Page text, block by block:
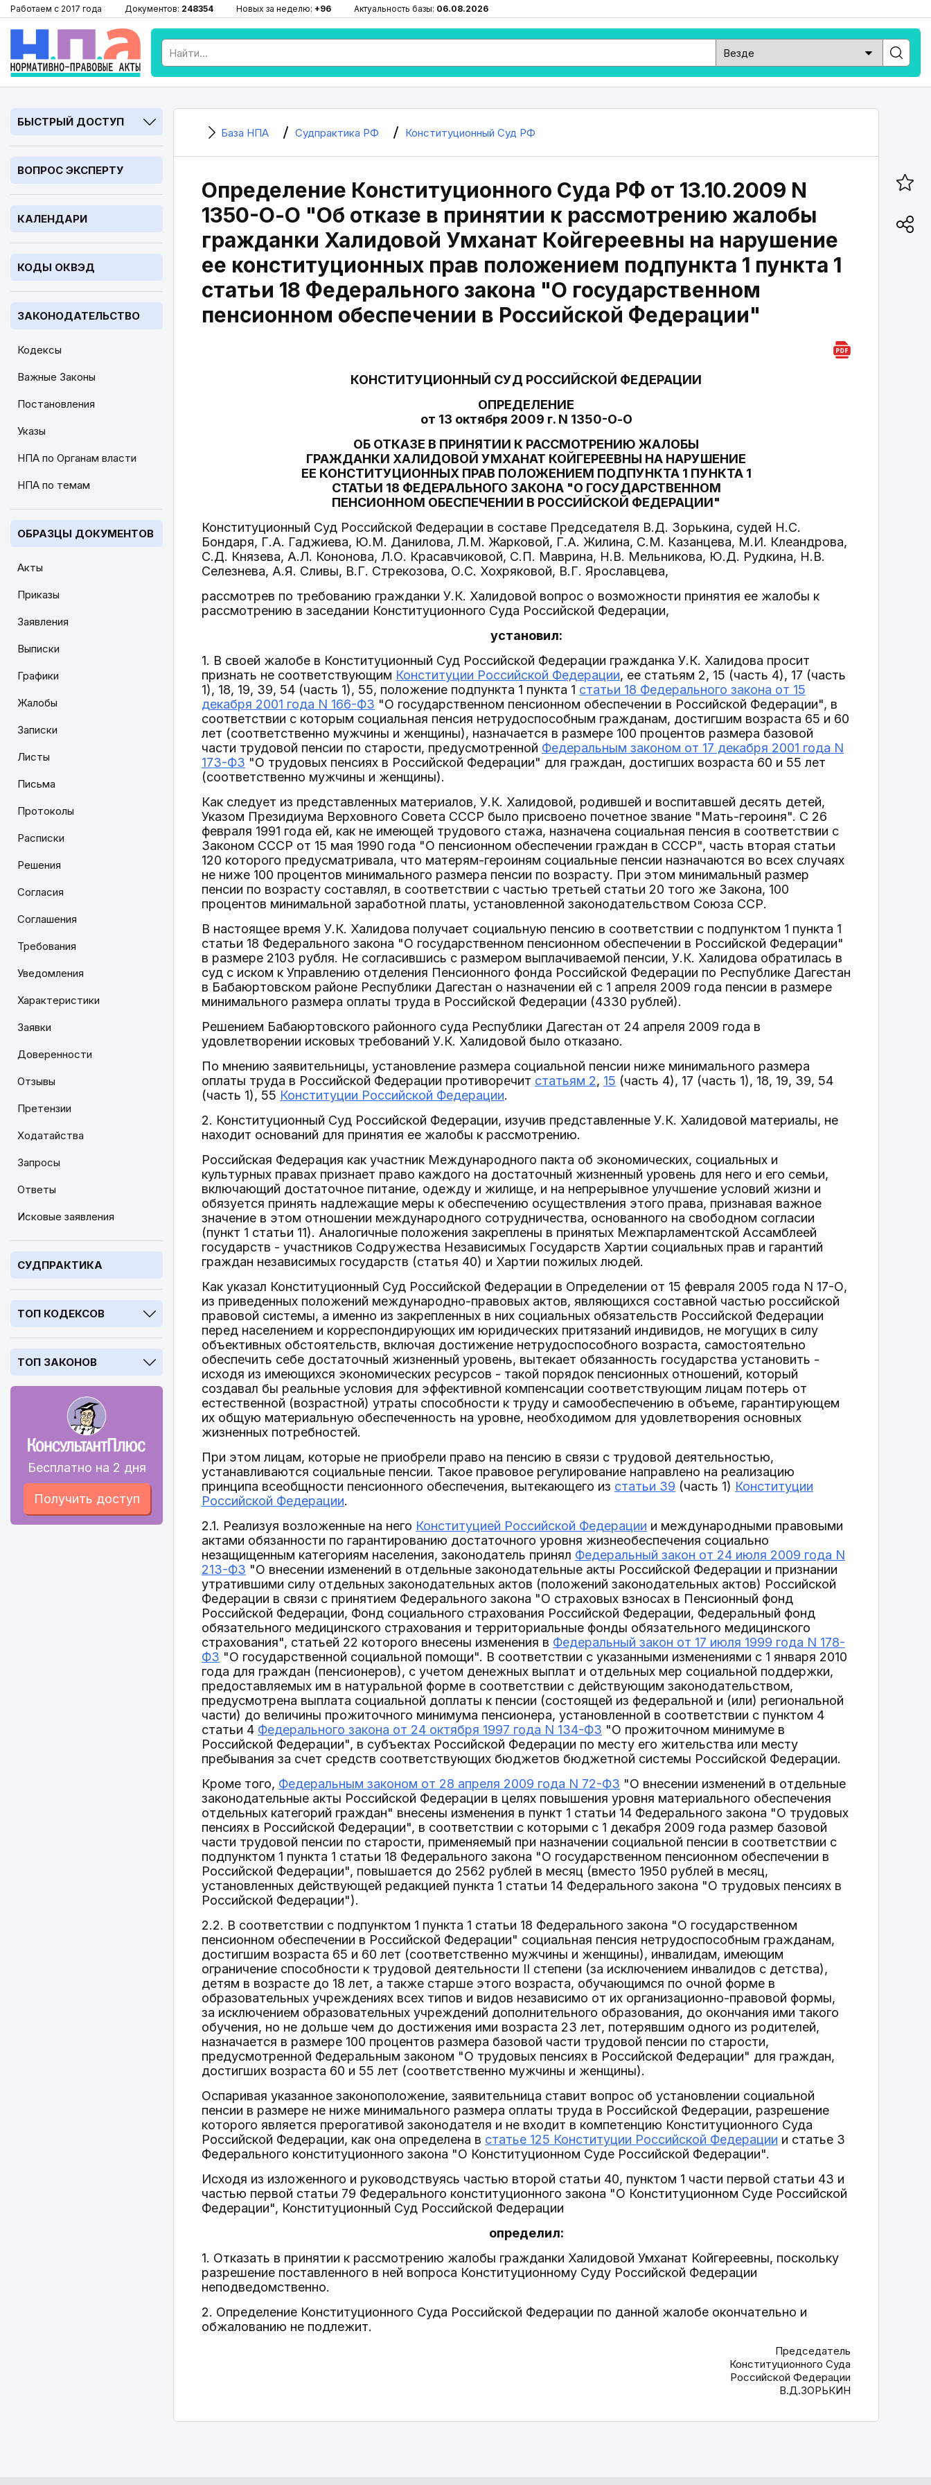
Работаем с 2017 года Документов: 248354 Новых за неделю: +96 Актуальность базы: 06.08.2026
БЫСТРЫЙ ДОСТУП
ВОПРОС ЭКСПЕРТУ
КАЛЕНДАРИ
КОДЫ ОКВЭД
ЗАКОНОДАТЕЛЬСТВО
Кодексы
Важные Законы
Постановления
Указы
НПА по Органам власти
НПА по темам
ОБРАЗЦЫ ДОКУМЕНТОВ
Акты
Приказы
Заявления
Выписки
Графики
Жалобы
Записки
Листы
Письма
Протоколы
Расписки
Решения
Согласия
Соглашения
Требования
Уведомления
Характеристики
Заявки
Доверенности
Отзывы
Претензии
Ходатайства
Запросы
Ответы
Исковые заявления
СУДПРАКТИКА
ТОП КОДЕКСОВ
ТОП ЗАКОНОВ
Бесплатно на 2 дня
Получить доступ
База НПА Судпрактика РФ Конституционный Суд РФ
Определение Конституционного Суда РФ от 13.10.2009 N
1350-О-О "Об отказе в принятии к рассмотрению жалобы
гражданки Халидовой Умханат Койгереевны на нарушение
ее конституционных прав положением подпункта 1 пункта 1
статьи 18 Федерального закона "О государственном
пенсионном обеспечении в Российской Федерации"
КОНСТИТУЦИОННЫЙ СУД РОССИЙСКОЙ ФЕДЕРАЦИИ
ОПРЕДЕЛЕНИЕ
от 13 октября 2009 г. N 1350-О-О
ОБ ОТКАЗЕ В ПРИНЯТИИ К РАССМОТРЕНИЮ ЖАЛОБЫ
ГРАЖДАНКИ ХАЛИДОВОЙ УМХАНАТ КОЙГЕРЕЕВНЫ НА НАРУШЕНИЕ
ЕЕ КОНСТИТУЦИОННЫХ ПРАВ ПОЛОЖЕНИЕМ ПОДПУНКТА 1 ПУНКТА 1
СТАТЬИ 18 ФЕДЕРАЛЬНОГО ЗАКОНА "О ГОСУДАРСТВЕННОМ
ПЕНСИОННОМ ОБЕСПЕЧЕНИИ В РОССИЙСКОЙ ФЕДЕРАЦИИ"
Конституционный Суд Российской Федерации в составе Председателя В.Д. Зорькина, судей Н.С.
Бондаря, Г.А. Гаджиева, Ю.М. Данилова, Л.М. Жарковой, Г.А. Жилина, С.М. Казанцева, М.И. Клеандрова,
С.Д. Князева, А.Л. Кононова, Л.О. Красавчиковой, С.П. Маврина, Н.В. Мельникова, Ю.Д. Рудкина, Н.В.
Селезнева, А.Я. Сливы, В.Г. Стрекозова, О.С. Хохряковой, В.Г. Ярославцева,
рассмотрев по требованию гражданки У.К. Халидовой вопрос о возможности принятия ее жалобы к
рассмотрению в заседании Конституционного Суда Российской Федерации,
установил:
1. В своей жалобе в Конституционный Суд Российской Федерации гражданка У.К. Халидова просит
признать не соответствующим Конституции Российской Федерации, ее статьям 2, 15 (часть 4), 17 (часть
1), 18, 19, 39, 54 (часть 1), 55, положение подпункта 1 пункта 1 статьи 18 Федерального закона от 15
декабря 2001 года N 166-ФЗ "О государственном пенсионном обеспечении в Российской Федерации", в
соответствии с которым социальная пенсия нетрудоспособным гражданам, достигшим возраста 65 и 60
лет (соответственно мужчины и женщины), назначается в размере 100 процентов размера базовой
части трудовой пенсии по старости, предусмотренной Федеральным законом от 17 декабря 2001 года N
173-ФЗ "О трудовых пенсиях в Российской Федерации" для граждан, достигших возраста 60 и 55 лет
(соответственно мужчины и женщины).
Как следует из представленных материалов, У.К. Халидовой, родившей и воспитавшей десять детей,
Указом Президиума Верховного Совета СССР было присвоено почетное звание "Мать-героиня". С 26
февраля 1991 года ей, как не имеющей трудового стажа, назначена социальная пенсия в соответствии с
Законом СССР от 15 мая 1990 года "О пенсионном обеспечении граждан в СССР", часть вторая статьи
120 которого предусматривала, что матерям-героиням социальные пенсии назначаются во всех случаях
не ниже 100 процентов минимального размера пенсии по возрасту. При этом минимальный размер
пенсии по возрасту составлял, в соответствии с частью третьей статьи 20 того же Закона, 100
процентов минимальной заработной платы, установленной законодательством Союза ССР.
В настоящее время У.К. Халидова получает социальную пенсию в соответствии с подпунктом 1 пункта 1
статьи 18 Федерального закона "О государственном пенсионном обеспечении в Российской Федерации"
в размере 2103 рубля. Не согласившись с размером выплачиваемой пенсии, У.К. Халидова обратилась в
суд с иском к Управлению отделения Пенсионного фонда Российской Федерации по Республике Дагестан
в Бабаюртовском районе Республики Дагестан о назначении ей с 1 апреля 2009 года пенсии в размере
минимального размера оплаты труда в Российской Федерации (4330 рублей).
Решением Бабаюртовского районного суда Республики Дагестан от 24 апреля 2009 года в
удовлетворении исковых требований У.К. Халидовой было отказано.
По мнению заявительницы, установление размера социальной пенсии ниже минимального размера
оплаты труда в Российской Федерации противоречит статьям 2, 15 (часть 4), 17 (часть 1), 18, 19, 39, 54
(часть 1), 55 Конституции Российской Федерации.
2. Конституционный Суд Российской Федерации, изучив представленные У.К. Халидовой материалы, не
находит оснований для принятия ее жалобы к рассмотрению.
Российская Федерация как участник Международного пакта об экономических, социальных и
культурных правах признает право каждого на достаточный жизненный уровень для него и его семьи,
включающий достаточное питание, одежду и жилище, и на непрерывное улучшение условий жизни и
обязуется принять надлежащие меры к обеспечению осуществления этого права, признавая важное
значение в этом отношении международного сотрудничества, основанного на свободном согласии
(пункт 1 статьи 11). Аналогичные положения закреплены в принятых Межпарламентской Ассамблеей
государств - участников Содружества Независимых Государств Хартии социальных прав и гарантий
граждан независимых государств (статья 40) и Хартии пожилых людей.
Как указал Конституционный Суд Российской Федерации в Определении от 15 февраля 2005 года N 17-О,
из приведенных положений международно-правовых актов, являющихся составной частью российской
правовой системы, а именно из закрепленных в них социальных обязательств Российской Федерации
перед населением и корреспондирующих им юридических притязаний индивидов, не могущих в силу
объективных обстоятельств, включая достижение нетрудоспособного возраста, самостоятельно
обеспечить себе достаточный жизненный уровень, вытекает обязанность государства установить -
исходя из имеющихся экономических ресурсов - такой порядок пенсионных отношений, который
создавал бы реальные условия для эффективной компенсации соответствующим лицам потерь от
естественной (возрастной) утраты способности к труду и самообеспечению в объеме, гарантирующем
их общую материальную обеспеченность на уровне, необходимом для удовлетворения основных
жизненных потребностей.
При этом лицам, которые не приобрели право на пенсию в связи с трудовой деятельностью,
устанавливаются социальные пенсии. Такое правовое регулирование направлено на реализацию
принципа всеобщности пенсионного обеспечения, вытекающего из статьи 39 (часть 1) Конституции
Российской Федерации.
2.1. Реализуя возложенные на него Конституцией Российской Федерации и международными правовыми
актами обязанности по гарантированию достаточного уровня жизнеобеспечения социально
незащищенным категориям населения, законодатель принял Федеральный закон от 24 июля 2009 года N
213-ФЗ "О внесении изменений в отдельные законодательные акты Российской Федерации и признании
утратившими силу отдельных законодательных актов (положений законодательных актов) Российской
Федерации в связи с принятием Федерального закона "О страховых взносах в Пенсионный фонд
Российской Федерации, Фонд социального страхования Российской Федерации, Федеральный фонд
обязательного медицинского страхования и территориальные фонды обязательного медицинского
страхования", статьей 22 которого внесены изменения в Федеральный закон от 17 июля 1999 года N 178-
ФЗ "О государственной социальной помощи". В соответствии с указанными изменениями с 1 января 2010
года для граждан (пенсионеров), с учетом денежных выплат и отдельных мер социальной поддержки,
предоставляемых им в натуральной форме в соответствии с действующим законодательством,
предусмотрена выплата социальной доплаты к пенсии (состоящей из федеральной и (или) региональной
части) до величины прожиточного минимума пенсионера, установленной в соответствии с пунктом 4
статьи 4 Федерального закона от 24 октября 1997 года N 134-ФЗ "О прожиточном минимуме в
Российской Федерации", в субъектах Российской Федерации по месту его жительства или месту
пребывания за счет средств соответствующих бюджетов бюджетной системы Российской Федерации.
Кроме того, Федеральным законом от 28 апреля 2009 года N 72-ФЗ "О внесении изменений в отдельные
законодательные акты Российской Федерации в целях повышения уровня материального обеспечения
отдельных категорий граждан" внесены изменения в пункт 1 статьи 14 Федерального закона "О трудовых
пенсиях в Российской Федерации", в соответствии с которыми с 1 декабря 2009 года размер базовой
части трудовой пенсии по старости, применяемый при назначении социальной пенсии в соответствии с
подпунктом 1 пункта 1 статьи 18 Федерального закона "О государственном пенсионном обеспечении в
Российской Федерации", повышается до 2562 рублей в месяц (вместо 1950 рублей в месяц,
установленных действующей редакцией пункта 1 статьи 14 Федерального закона "О трудовых пенсиях в
Российской Федерации").
2.2. В соответствии с подпунктом 1 пункта 1 статьи 18 Федерального закона "О государственном
пенсионном обеспечении в Российской Федерации" социальная пенсия нетрудоспособным гражданам,
достигшим возраста 65 и 60 лет (соответственно мужчины и женщины), инвалидам, имеющим
ограничение способности к трудовой деятельности II степени (за исключением инвалидов с детства),
детям в возрасте до 18 лет, а также старше этого возраста, обучающимся по очной форме в
образовательных учреждениях всех типов и видов независимо от их организационно-правовой формы,
за исключением образовательных учреждений дополнительного образования, до окончания ими такого
обучения, но не дольше чем до достижения ими возраста 23 лет, потерявшим одного из родителей,
назначается в размере 100 процентов размера базовой части трудовой пенсии по старости,
предусмотренной Федеральным законом "О трудовых пенсиях в Российской Федерации" для граждан,
достигших возраста 60 и 55 лет (соответственно мужчины и женщины).
Оспаривая указанное законоположение, заявительница ставит вопрос об установлении социальной
пенсии в размере не ниже минимального размера оплаты труда в Российской Федерации, разрешение
которого является прерогативой законодателя и не входит в компетенцию Конституционного Суда
Российской Федерации, как она определена в статье 125 Конституции Российской Федерации и статье 3
Федерального конституционного закона "О Конституционном Суде Российской Федерации".
Исходя из изложенного и руководствуясь частью второй статьи 40, пунктом 1 части первой статьи 43 и
частью первой статьи 79 Федерального конституционного закона "О Конституционном Суде Российской
Федерации", Конституционный Суд Российской Федерации
определил:
1. Отказать в принятии к рассмотрению жалобы гражданки Халидовой Умханат Койгереевны, поскольку
разрешение поставленного в ней вопроса Конституционному Суду Российской Федерации
неподведомственно.
2. Определение Конституционного Суда Российской Федерации по данной жалобе окончательно и
обжалованию не подлежит.
Председатель
Конституционного Суда
Российской Федерации
В.Д.ЗОРЬКИН